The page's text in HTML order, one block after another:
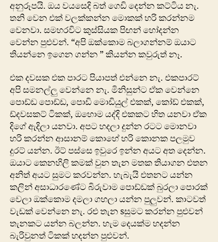
අනුරූපයි. ඔය වයසෙදි බත් ගෙඩි දෙන්න කට්ටිය නැ.
තනි වෙන එක් වලක්කන්න මොකක් හරි කරන්නම
වෙනවා. සමහරවිට කුස්සියක පිඟන් හෝදන්න
වෙන්න පුළුවන්. “අපි ඔක්කොම බලාගන්නම් ඔයාට
තියන්නෙ ඉගෙන ගන්න ” කියන්න කවුරුත් නෑ.
එක දවසක එක පාරට පියාපත් එන්නෙ නැ. එකපාරට්
අපි සමනල්ලු වෙන්නෙ නැ. මිනිසුන්ට ඒක වෙන්නෙ
පොඩ්ඩ පොඩ්ඩ, පොඩි මොඩියුල් එකක්, කෝඩ් එකක්,
ඩ්දවසකට් ටිකක්, ඔහොම යද්දි එකකට හිත යනවා ඒක
දිගේ ඇදිලා යනවා. අපට හදලා දුන්න රටට මොනවා
හරි කරන්න ආසානම් කොහේ හරි කොනක පලමුව
දුරට් යන්න. ඊට් පස්සෙ ඉවුරෙ ඉන්න අයට අත දෙන්න.
ඔයාට කෙනහිලි කමක් වුන තැන මතක තියාගන එතන
අනිත් අයට සුමට කරවන්න. හැබැයි එතනට යන්න
කලින් අසාධාරණේට බිරුවාම පොඩ්ඩක් බුරලා පොරක්
වෙලා ඔක්කොම දමලා ගහලා යන්න පුලුවන්. කාටවත්
වැඩක් වෙන්නෙ නැ. රළු තැන sසුමට කරන්න පුළුවන්
තැනකට යන්න බලන්න. හැම දෙයක්ම හදන්න
බැරිවුනත් ටිකක් හදන්න පුළුවන්.